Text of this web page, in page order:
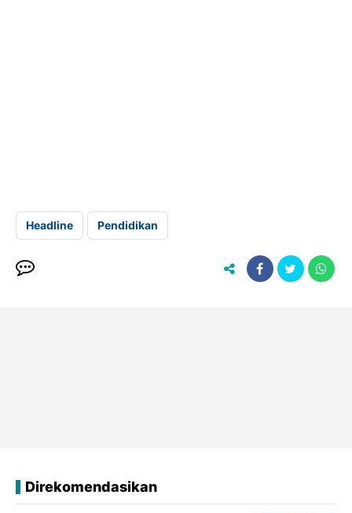
Headline Pendidikan
Direkomendasikan